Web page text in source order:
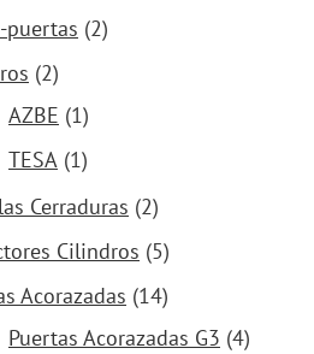
puertas (2)
(2)
AZBE (1)
TESA (1)
Cerraduras (2)
Cilindros (5)
Acorazadas (14)
Puertas Acorazadas G3 (4)